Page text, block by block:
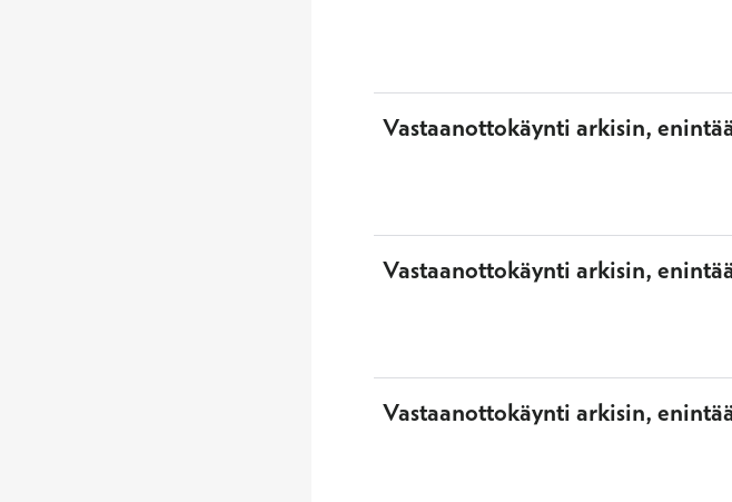
Vastaanottokäynti arkisin,
Vastaanottokäynti arkisin,
Vastaanottokäynti arkisin,